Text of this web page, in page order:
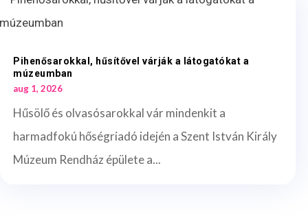
Pihenősarokkal, hűsítővel várják a látogatókat a
múzeumban
aug 1, 2026
Hűsölő és olvasósarokkal vár mindenkit a
harmadfokú hőségriadó idején a Szent István Király
Múzeum Rendház épülete a...